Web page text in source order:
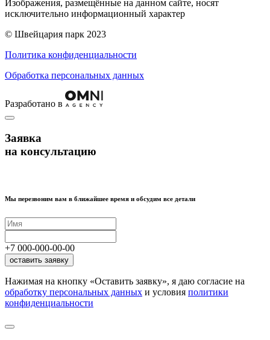
Изображения, размещённые на данном сайте, носят
исключительно информационный характер
© Швейцария парк 2023
Политика конфиденциальности
Обработка персональных данных
Разработано в
Заявка
на консультацию
Мы перезвоним вам в ближайшее время и обсудим все детали
+7 000-000-00-00
оставить заявку
Нажимая на кнопку «Оставить заявку», я даю согласие на
обработку персональных данных и условия политики
конфиденциальности